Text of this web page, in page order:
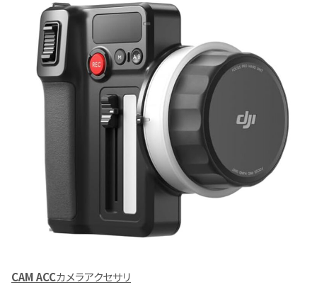
CAM ACCカメラアクセサリ